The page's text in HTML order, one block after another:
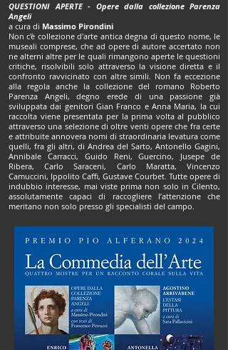
QUESTIONI APERTE - Opere dalla collezione Parenza
Angeli
a cura di Massimo Pirondini
Non c'è collezione d'arte antica degna di questo nome, le
museali comprese, che ad opere di autore accertato non
ne alterni altre per le quali rimangono aperte le questioni
critiche, risolvibili solo attraverso la visione diretta e il
confronto ravvicinato con altre simili. Non fa eccezione
alla regola anche la collezione del romano Roberto
Parenza Angeli, degno erede di una passione già
sviluppata dai genitori Gian Franco e Anna Maria, la cui
raccolta viene presentata per la prima volta al pubblico
attraverso una selezione di oltre venti opere che fra certe
e attribuite annovera nomi di straordinaria levatura come
quelli, fra gli altri, di Andrea del Sarto, Antonello Gagini,
Annibale Carracci, Guido Reni, Guercino, Jusepe de
Ribera, Carlo Saraceni, Carlo Maratta, Vincenzo
Camuccini, Ippolito Caffi, Gustave Courbet. Tutte opere di
indubbio interesse, mai viste prima non solo in Cilento,
assolutamente capaci di raccogliere l’attenzione che
meritano non solo presso gli specialisti del campo.